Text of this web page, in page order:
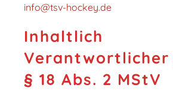
info@tsv-hockey.de
Inhaltlich
Verantwortlicher
§ 18 Abs. 2 MStV